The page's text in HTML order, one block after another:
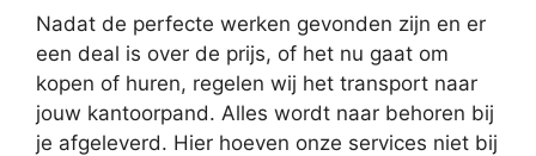
Nadat de perfecte werken gevonden zijn en er
een deal is over de prijs, of het nu gaat om
kopen of huren, regelen wij het transport naar
jouw kantoorpand. Alles wordt naar behoren bij
je afgeleverd. Hier hoeven onze services niet bij